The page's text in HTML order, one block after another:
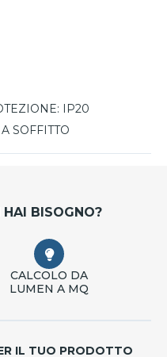
IP20
SOFFITTO
BISOGNO?
CALCOLO DA
LUMEN A MQ
IL TUO PRODOTTO